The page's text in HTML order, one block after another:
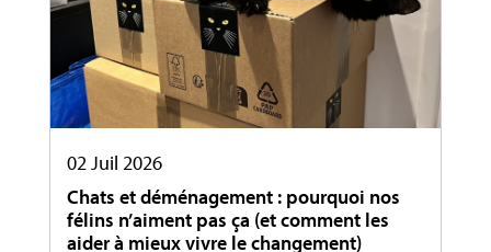
02 Juil 2026
Chats et déménagement : pourquoi nos
félins n’aiment pas ça (et comment les
aider à mieux vivre le changement)